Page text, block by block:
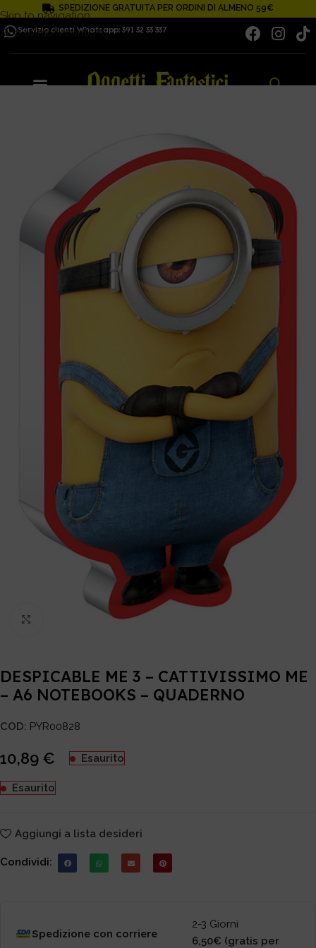
Skip to navigation
Skip to main content
SPEDIZIONE GRATUITA PER ORDINI DI ALMENO 59€
Servizio clienti Whatsapp: 391 32 33 337
Click to enlarge
DESPICABLE ME 3 – CATTIVISSIMO ME
– A6 NOTEBOOKS – QUADERNO
COD: PYR00828
10,89 € Esaurito
Esaurito
Aggiungi a lista desideri
Condividi:
Spedizione con corriere
2-3 Giorni
6,50€ (gratis per